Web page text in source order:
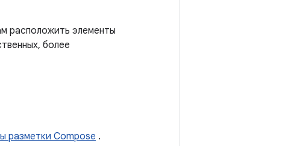
расположить элементы
более
разметки Compose .